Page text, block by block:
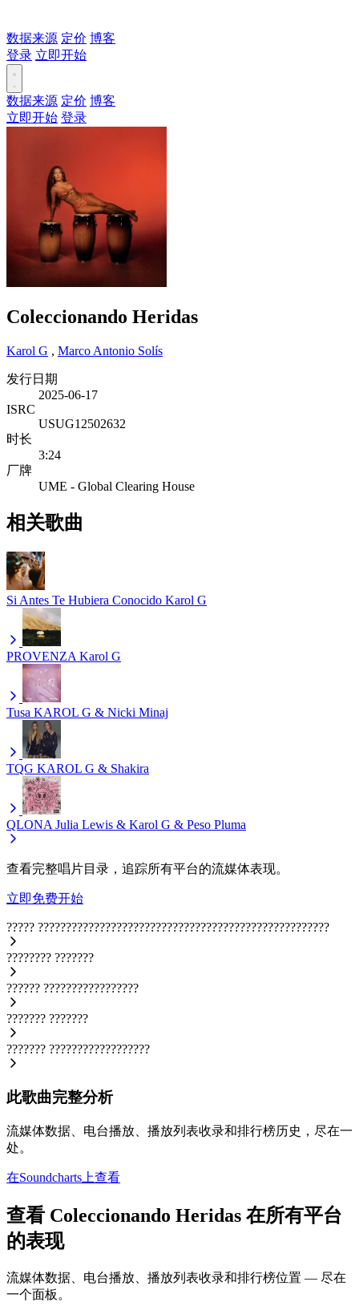
数据来源 定价 博客
登录 立即开始
数据来源 定价 博客
立即开始 登录
Coleccionando Heridas
Karol G , Marco Antonio Solís
发行日期
2025-06-17
ISRC
USUG12502632
时长
3:24
厂牌
UME - Global Clearing House
相关歌曲
Si Antes Te Hubiera Conocido Karol G
PROVENZA Karol G
Tusa KAROL G & Nicki Minaj
TQG KAROL G & Shakira
QLONA Julia Lewis & Karol G & Peso Pluma
查看完整唱片目录，追踪所有平台的流媒体表现。
立即免费开始
????? ????????????????????????????????????????????????????
???????? ???????
?????? ?????????????????
??????? ???????
??????? ??????????????????
此歌曲完整分析
流媒体数据、电台播放、播放列表收录和排行榜历史，尽在一
处。
在Soundcharts上查看
查看 Coleccionando Heridas 在所有平台
的表现
流媒体数据、电台播放、播放列表收录和排行榜位置 — 尽在
一个面板。